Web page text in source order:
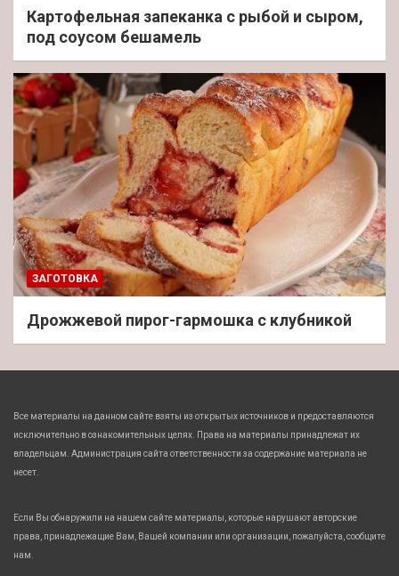
Картофельная запеканка с рыбой и сыром,
под соусом бешамель
ЗАГОТОВКА
Дрожжевой пирог-гармошка с клубникой
Все материалы на данном сайте взяты из открытых источников и предоставляются
исключительно в ознакомительных целях. Права на материалы принадлежат их
владельцам. Администрация сайта ответственности за содержание материала не
несет.
Если Вы обнаружили на нашем сайте материалы, которые нарушают авторские
права, принадлежащие Вам, Вашей компании или организации, пожалуйста, сообщите
нам.